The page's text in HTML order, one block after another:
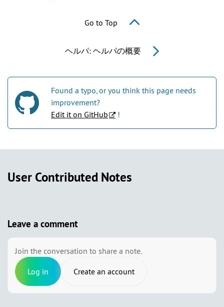
Go to Top
ヘルパ: ヘルパの概要
Found a typo, or you think this page needs
improvement?
Edit it on GitHub
!
User Contributed Notes
Leave a comment
Join the conversation to share a note.
Log in Create an account